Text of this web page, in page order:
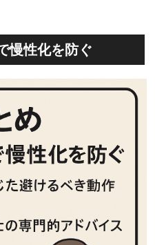
慢性化を防ぐ